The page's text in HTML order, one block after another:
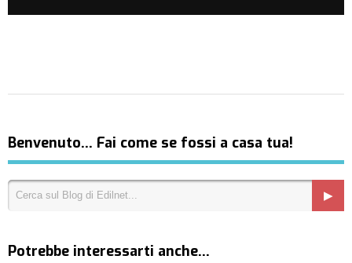
Benvenuto… Fai come se fossi a casa tua!
Potrebbe interessarti anche…